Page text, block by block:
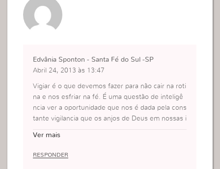
Edvânia Sponton - Santa Fé do Sul -SP
Abril 24, 2013 às 13:47
Vigiar é o que devemos fazer para não cair na roti
na e nos esfriar na fé. É uma questão de inteligê
ncia ver a oportunidade que nos é dada pela cons
tante vigilancia que os anjos de Deus em nossas i
Ver mais
RESPONDER